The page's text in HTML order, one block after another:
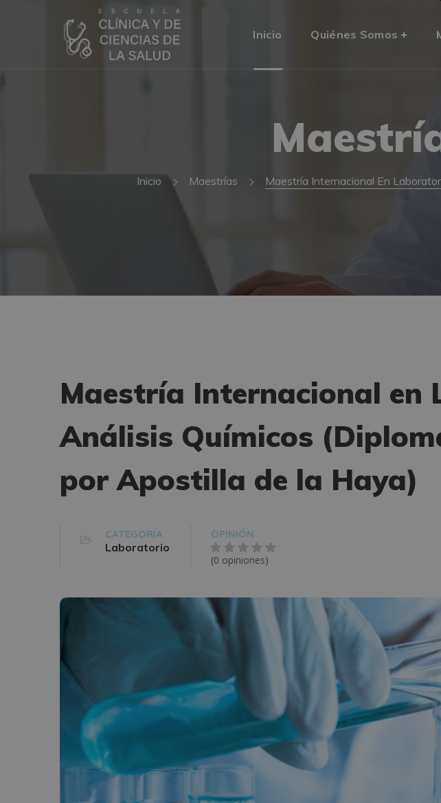
Inicio Quiénes Somos
Inicio Maestrías Maestría Internacional En
Maestría Internacional en
Análisis Químicos
por Apostilla de la Haya)
CATEGORÍA
Laboratorio
OPINIÓN
(0 opiniones)